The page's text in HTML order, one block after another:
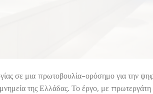
σε μια πρωτοβουλία-ορόσημο για την
της Ελλάδας. Το έργο, με πρωτεργάτη